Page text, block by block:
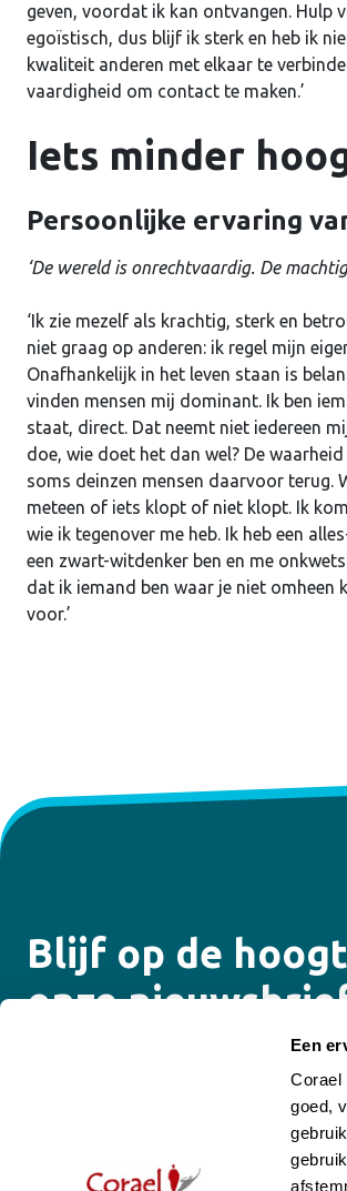
Een
Corael
goed,
geven, voordat ik kan ontvangen. Hulp
egoïstisch, dus blijf ik sterk en heb ik
kwaliteit anderen met elkaar te
vaardigheid om contact te maken.’
Iets minder
Persoonlijke ervaring
‘De wereld is onrechtvaardig. De
‘Ik zie mezelf als krachtig, sterk en
niet graag op anderen: ik regel mijn
Onafhankelijk in het leven staan is
vinden mensen mij dominant. Ik ben
staat, direct. Dat neemt niet iedereen
doe, wie doet het dan wel? De
soms deinzen mensen daarvoor terug.
meteen of iets klopt of niet klopt. Ik
wie ik tegenover me heb. Ik heb een
een zwart-witdenker ben en me
dat ik iemand ben waar je niet omheen
voor.’
Blijf op de
onze
Ontvang de laatste updates over onze
trainingen, e-learning programma’s,